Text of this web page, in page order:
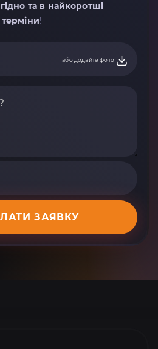
та в найкоротші
терміни!
або додайте фото
ЗАЯВКУ